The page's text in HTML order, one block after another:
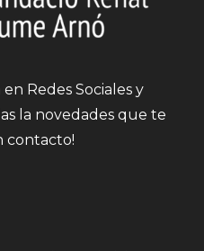
Redes Sociales y
la novedades que te
contacto!